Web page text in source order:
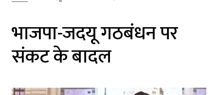
भाजपा-जदयू गठबंधन पर
संकट के बादल